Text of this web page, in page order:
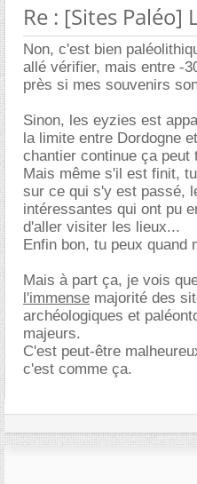
Re : [Sites
Non, c'est bien
allé vérifier, mais entre -
près si mes souvenirs
Sinon, les eyzies est
la limite entre Dordogne
chantier continue ça peut
Mais même s'il est finit,
sur ce qui s'y est passé,
intéressantes qui ont pu
d'aller visiter les lieux...
Enfin bon, tu peux quand
Mais à part ça, je vois
l'immense majorité des
archéologiques et
majeurs.
C'est peut-être
c'est comme ça.